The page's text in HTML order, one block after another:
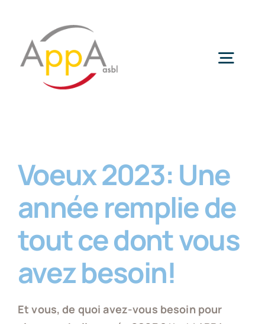
contenu
Aide-Familiale
Téléalarme
Repas à domicile
Voeux 2023: Une
année remplie de
tout ce dont vous
avez besoin!
Et vous, de quoi avez-vous besoin pour